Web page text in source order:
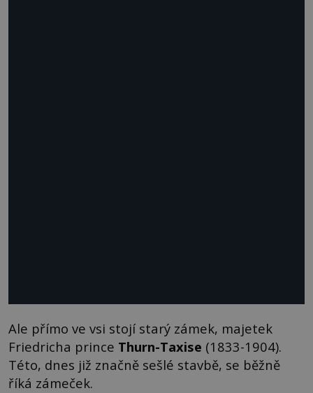
Ale přímo ve vsi stojí starý zámek, majetek
Friedricha prince Thurn-Taxise (1833-1904).
Této, dnes již značně sešlé stavbě, se běžně
říká zámeček.